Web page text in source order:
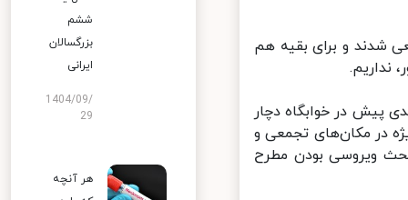
که ۵ تا ۶ مورد منفی قطعی شدند و برای بقیه هم
پیش در خوابگاه دچار
در مکان‌های تجمعی و
ویروسی بودن مطرح
ششم
بزرگسالان
ایرانی
1404/09/
29
هر آنچه